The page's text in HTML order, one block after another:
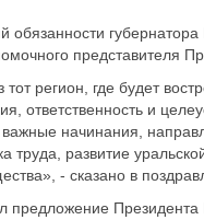
губернатора
представителя
тот регион, где будет
ответственность и
важные начинания,
труда, развитие
- сказано в
Президента